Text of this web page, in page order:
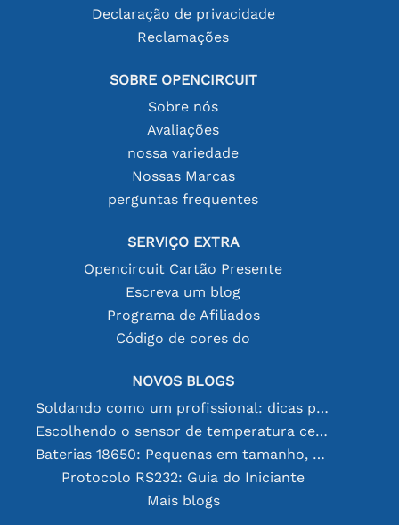
Declaração de privacidade
Reclamações
SOBRE OPENCIRCUIT
Sobre nós
Avaliações
nossa variedade
Nossas Marcas
perguntas frequentes
SERVIÇO EXTRA
Opencircuit Cartão Presente
Escreva um blog
Programa de Afiliados
Código de cores do
NOVOS BLOGS
Soldando como um profissional: dicas para conexões eletrônicas perfeitas
Escolhendo o sensor de temperatura certo [youtube]
Baterias 18650: Pequenas em tamanho, grandes em desempenho
Protocolo RS232: Guia do Iniciante
Mais blogs